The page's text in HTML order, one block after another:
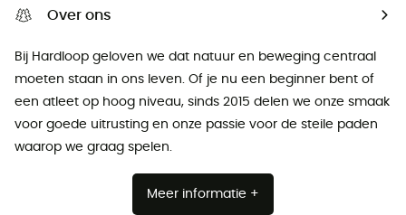
Over ons
Bij Hardloop geloven we dat natuur en beweging centraal
moeten staan ​​in ons leven. Of je nu een beginner bent of
een atleet op hoog niveau, sinds 2015 delen we onze smaak
voor goede uitrusting en onze passie voor de steile paden
waarop we graag spelen.
Meer informatie +